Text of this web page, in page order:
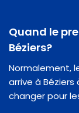
Quand le
Béziers?
Normalement,
arrive à Béziers
changer pour